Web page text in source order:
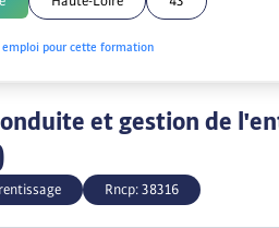
emploi pour cette formation
et gestion de
Rncp: 38316